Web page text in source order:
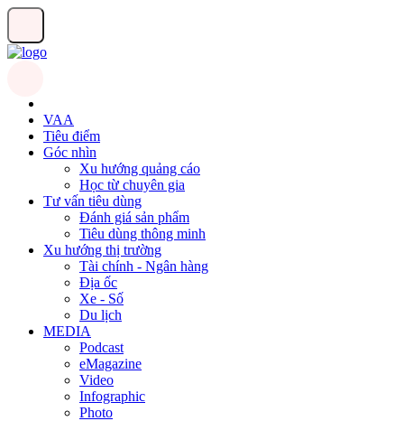
VAA
Tiêu điểm
Góc nhìn
Xu hướng quảng cáo
Học từ chuyên gia
Tư vấn tiêu dùng
Đánh giá sản phẩm
Tiêu dùng thông minh
Xu hướng thị trường
Tài chính - Ngân hàng
Địa ốc
Xe - Số
Du lịch
MEDIA
Podcast
eMagazine
Video
Infographic
Photo